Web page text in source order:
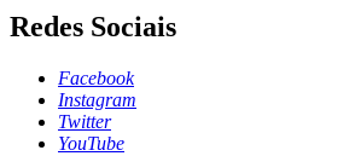
Redes Sociais
Facebook
Instagram
Twitter
YouTube